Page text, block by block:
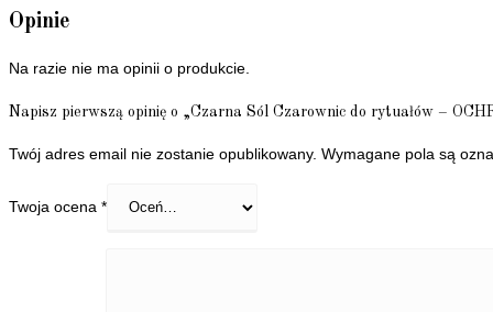
Opinie
Na razie nie ma opinii o produkcie.
Napisz pierwszą opinię o „Czarna Sól Czarownic do rytuałów –
Twój adres email nie zostanie opublikowany. Wymagane pola są
Twoja ocena *